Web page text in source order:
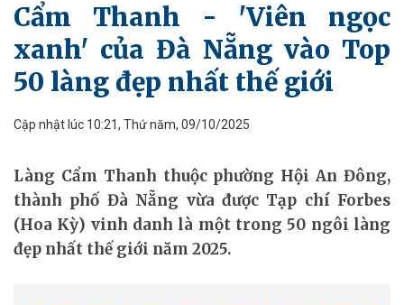
Cẩm Thanh - 'Viên ngọc
xanh' của Đà Nẵng vào Top
50 làng đẹp nhất thế giới
Cập nhật lúc 10:21, Thứ năm, 09/10/2025
Làng Cẩm Thanh thuộc phường Hội An Đông,
thành phố Đà Nẵng vừa được Tạp chí Forbes
(Hoa Kỳ) vinh danh là một trong 50 ngôi làng
đẹp nhất thế giới năm 2025.